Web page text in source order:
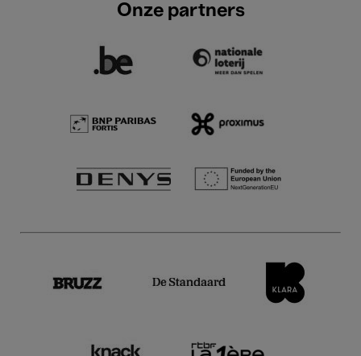
Onze partners